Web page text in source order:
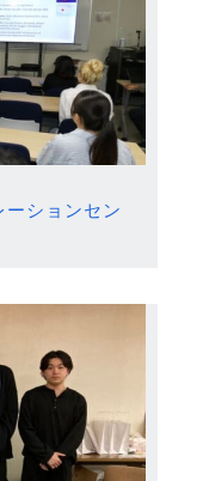
ションセン